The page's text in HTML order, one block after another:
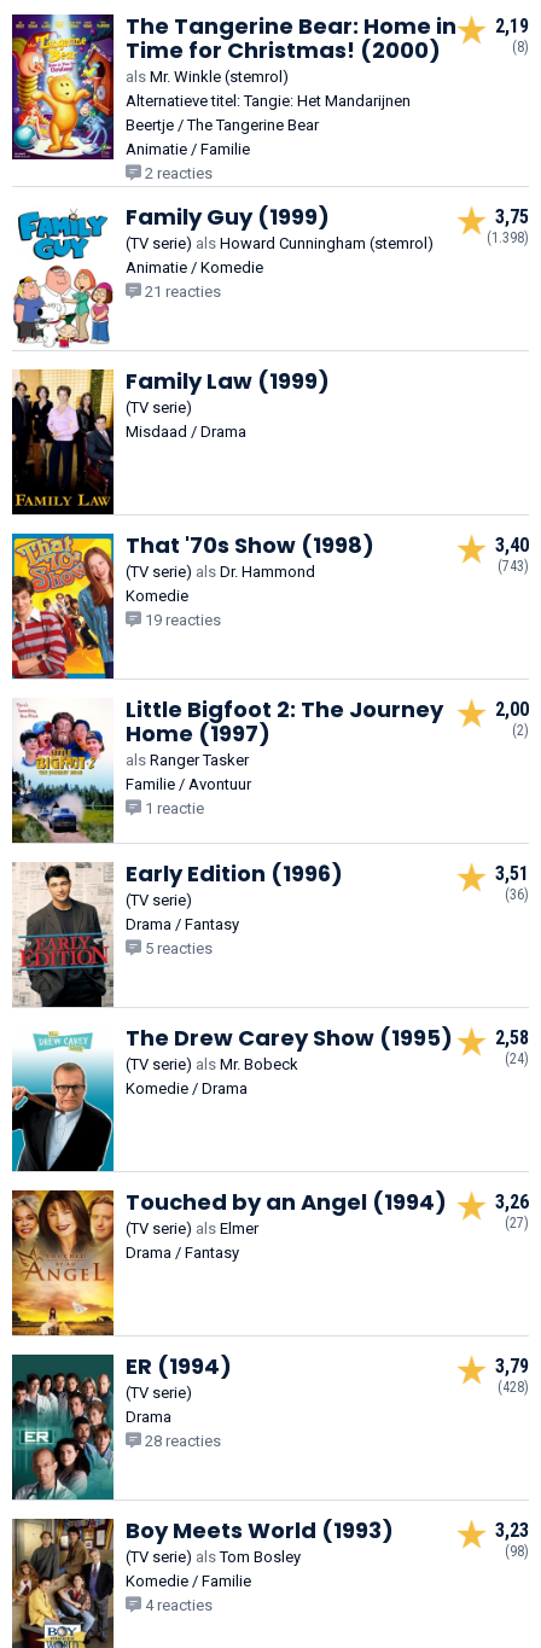
The Tangerine Bear: Home in
Time for Christmas! (2000)
als Mr. Winkle (stemrol)
Alternatieve titel: Tangie: Het Mandarijnen
Beertje / The Tangerine Bear
Animatie / Familie
2 reacties
2,19
(8)
Family Guy (1999)
(TV serie) als Howard Cunningham (stemrol)
Animatie / Komedie
21 reacties
3,75
(1.398)
Family Law (1999)
(TV serie)
Misdaad / Drama
That '70s Show (1998)
(TV serie) als Dr. Hammond
Komedie
19 reacties
3,40
(743)
Little Bigfoot 2: The Journey
Home (1997)
als Ranger Tasker
Familie / Avontuur
1 reactie
2,00
(2)
Early Edition (1996)
(TV serie)
Drama / Fantasy
5 reacties
3,51
(36)
The Drew Carey Show (1995)
(TV serie) als Mr. Bobeck
Komedie / Drama
2,58
(24)
Touched by an Angel (1994)
(TV serie) als Elmer
Drama / Fantasy
3,26
(27)
ER (1994)
(TV serie)
Drama
28 reacties
3,79
(428)
Boy Meets World (1993)
(TV serie) alsTom Bosley
Komedie / Familie
4 reacties
3,23
(98)